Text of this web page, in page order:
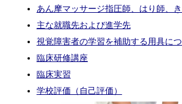
あん摩マッサージ指圧師、はり師、
主な就職先および進学先
視覚障害者の学習を補助する用具に
臨床研修講座
臨床実習
学校評価（自己評価）